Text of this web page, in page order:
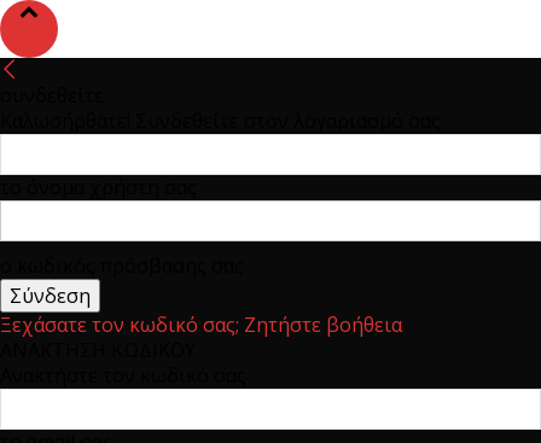
Ξεχάσατε τον κωδικό σας; Ζητήστε βοήθεια